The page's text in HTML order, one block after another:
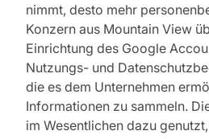
nimmt, desto mehr
Konzern aus Mountain View
Einrichtung des Google
Nutzungs- und
die es dem Unternehmen
Informationen zu sammeln.
im Wesentlichen dazu